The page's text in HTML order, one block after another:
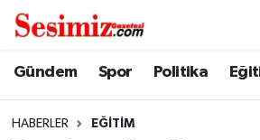
Gündem Spor Politika
HABERLER EĞITIM
Dünya
Nöbetçi Eczaneler
Hava Durumu